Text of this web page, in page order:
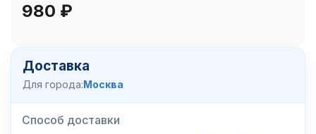
980 ₽
Доставка
Для города:Москва
Способ доставки